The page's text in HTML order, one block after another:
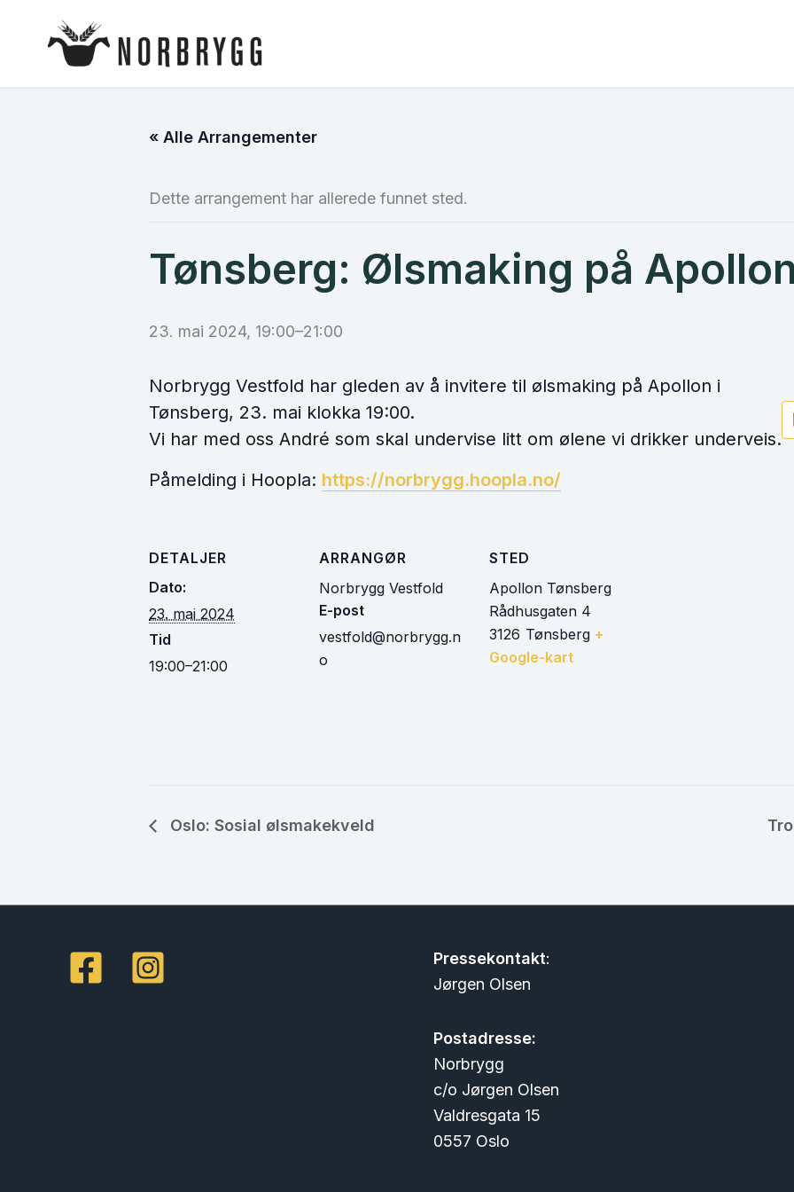
« Alle Arrangementer
Dette arrangement har allerede funnet sted.
Tønsberg: Ølsmaking på Apollon
23. mai 2024, 19:00–21:00
Norbrygg Vestfold har gleden av å invitere til ølsmaking på Apollon i
Tønsberg, 23. mai klokka 19:00.
Vi har med oss André som skal undervise litt om ølene vi drikker underveis.
Påmelding i Hoopla: https://norbrygg.hoopla.no/
DETALJER
Dato:
23. mai 2024
Tid
19:00–21:00
ARRANGØR
Norbrygg Vestfold
E-post
vestfold@norbrygg.n
o
STED
Apollon Tønsberg
Rådhusgaten 4
Tønsberg
3126
+
Google-kart
Oslo: Sosial ølsmakekveld
Pressekontakt:
Jørgen Olsen
Postadresse:
Norbrygg
c/o Jørgen Olsen
Valdresgata 15
0557 Oslo